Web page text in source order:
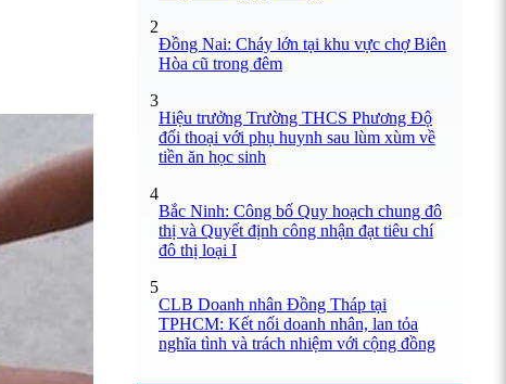
2
Đồng Nai: Cháy lớn tại khu vực chợ Biên
Hòa cũ trong đêm
3
Hiệu trưởng Trường THCS Phương Độ
đối thoại với phụ huynh sau lùm xùm về
tiền ăn học sinh
4
Bắc Ninh: Công bố Quy hoạch chung đô
thị và Quyết định công nhận đạt tiêu chí
đô thị loại I
5
CLB Doanh nhân Đồng Tháp tại
TPHCM: Kết nối doanh nhân, lan tỏa
nghĩa tình và trách nhiệm với cộng đồng